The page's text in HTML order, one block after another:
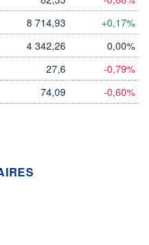
+ LISTE
8 714,93 +0,17%
4 342,26 0,00%
27,6 -0,79%
74,09 -0,60%